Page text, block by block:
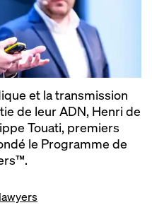
et la transmission
de leur ADN, Henri de
Touati, premiers
le Programme de